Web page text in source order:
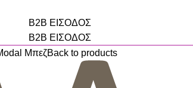
B2B ΕΙΣΟΔΟΣ
B2B ΕΙΣΟΔΟΣ
ΜπεζBack to products